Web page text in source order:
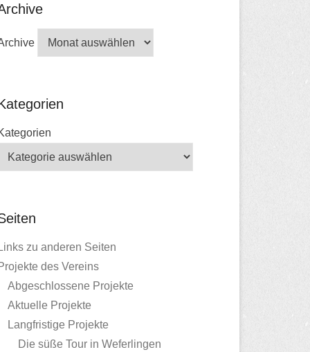
zu anderen Seiten
des Vereins
Abgeschlossene Projekte
Aktuelle Projekte
Langfristige Projekte
Die süße Tour in Weferlingen